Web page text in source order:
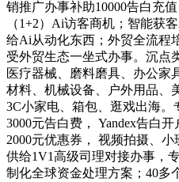
销推广办事补助10000告白充
（1+2）Ai访客商机；智能获
给Ai从动化东西；外贸全流程
受外贸生态一坐式办事。沉
医疗器械、磨料磨具、办公家
材料、机械设备、户外用品、
3C小家电、箱包、逛戏出海
3000元告白费， Yandex告白
2000元优惠券， 视频拍摄、
供给1V1高级司理对接办事，
制化全球资金处理方案；40多